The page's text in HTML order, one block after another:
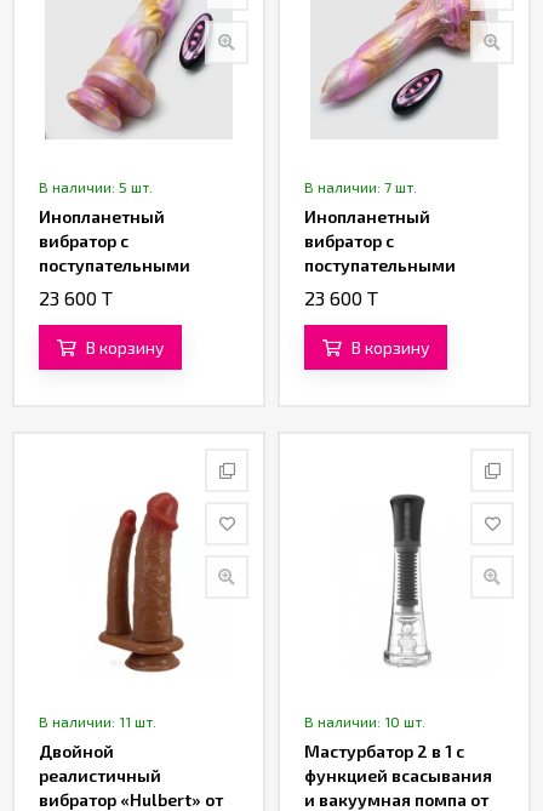
Контакты
В наличии: 5 шт.
Инопланетный
вибратор с
поступательными
движениями «Рилтар»
23 600 T
В корзину
В наличии: 7 шт.
Инопланетный
вибратор с
поступательными
движениями
Феникс» (21,5 см)
23 600 T
В корзину
В наличии: 11 шт.
Двойной
реалистичный
вибратор «Hulbert» от
В наличии: 10 шт.
Мастурбатор 2 в 1 с
функцией всасывания
и вакуумная помпа от